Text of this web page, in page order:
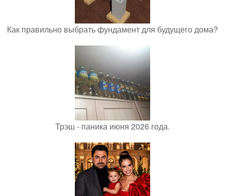
Как правильно выбрать фундамент для будущего дома?
Трэш - паника июня 2026 года.